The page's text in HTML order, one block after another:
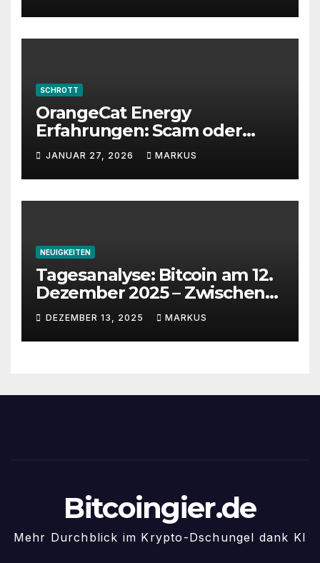
SCHROTT
OrangeCat Energy
Erfahrungen: Scam oder
seriös? Wichtige Warnung
2026
JANUAR 27, 2026 MARKUS
NEUIGKEITEN
Tagesanalyse: Bitcoin am 12.
Dezember 2025 – Zwischen
Volatilität, Fed-Unsicherheit
und Chancen
DEZEMBER 13, 2025 MARKUS
Bitcoingier.de
Mehr Durchblick im Krypto-Dschungel dank KI